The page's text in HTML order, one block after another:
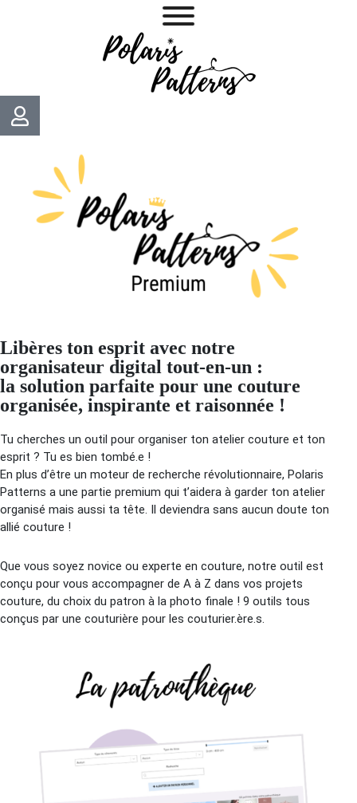
Libères ton esprit avec notre
organisateur digital tout-en-un :
la solution parfaite pour une couture
organisée, inspirante et raisonnée !
Tu cherches un outil pour organiser ton atelier couture et ton
esprit ? Tu es bien tombé.e !
En plus d’être un moteur de recherche révolutionnaire, Polaris
Patterns a une partie premium qui t’aidera à garder ton atelier
organisé mais aussi ta tête. Il deviendra sans aucun doute ton
allié couture !
Que vous soyez novice ou experte en couture, notre outil est
conçu pour vous accompagner de A à Z dans vos projets
couture, du choix du patron à la photo finale ! 9 outils tous
conçus par une couturière pour les couturier.ère.s.